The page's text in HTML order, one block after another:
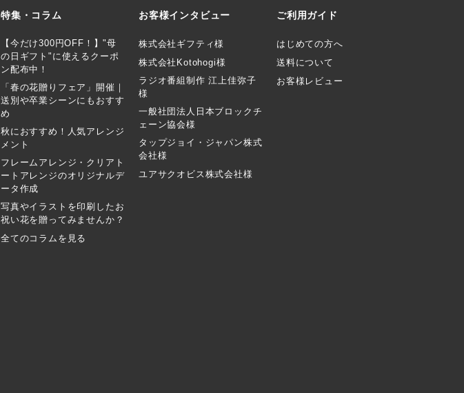
特集・コラム
【今だけ300円OFF！】"母
の日ギフト"に使えるクーポ
ン配布中！
「春の花贈りフェア」開催｜
送別や卒業シーンにもおすす
め
秋におすすめ！人気アレンジ
メント
フレームアレンジ・クリアト
ートアレンジのオリジナルデ
ータ作成
写真やイラストを印刷したお
祝い花を贈ってみませんか？
全てのコラムを見る
お客様インタビュー
株式会社ギフティ様
株式会社Kotohogi様
ラジオ番組制作 江上佳弥子
様
一般社団法人日本ブロックチ
ェーン協会様
タップジョイ・ジャパン株式
会社様
ユアサクオビス株式会社様
ご利用ガイド
はじめての方へ
送料について
お客様レビュー